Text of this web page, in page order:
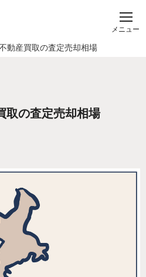
メニュー
動産買取の査定売却相場
取の査定売却相場